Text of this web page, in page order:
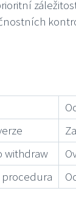
withdraw